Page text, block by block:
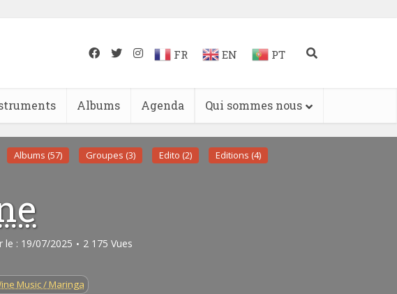
FR EN PT
Albums Agenda Qui sommes nous
Albums (57) Groupes (3) Edito (2) Editions (4)
le : 19/07/2025 2 175 Vues
Music / Maringa